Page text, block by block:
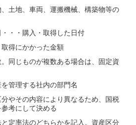
土地、車両、運搬機械、構築物等の
・・購入・取得した日付
得にかかった金額
同じものが複数ある場合は、固定資
管理する社内の部門名
やその内容により異なるため、国税
考にして決める
定率法のどちらかを記入。資産区分